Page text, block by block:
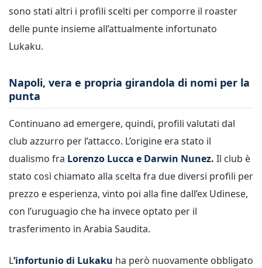
sono stati altri i profili scelti per comporre il roaster
delle punte insieme all’attualmente infortunato
Lukaku.
Napoli, vera e propria girandola di nomi per la
punta
Continuano ad emergere, quindi, profili valutati dal
club azzurro per l’attacco. L’origine era stato il
dualismo fra Lorenzo Lucca e Darwin Nunez. Il club è
stato così chiamato alla scelta fra due diversi profili per
prezzo e esperienza, vinto poi alla fine dall’ex Udinese,
con l’uruguagio che ha invece optato per il
trasferimento in Arabia Saudita.
L‘infortunio di Lukaku ha però nuovamente obbligato